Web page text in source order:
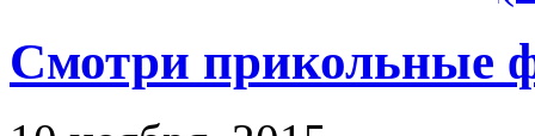
Смотри прикольные